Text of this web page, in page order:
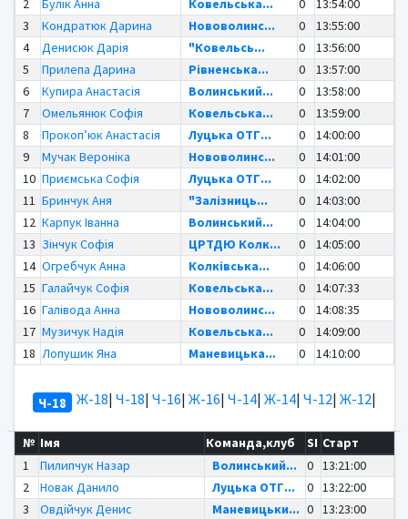
2
Булік Анна Ковельська... 0
13:54:00
3
Кондратюк Дарина Нововолинс... 0
13:55:00
4
Денисюк Дарія "Ковельсь... 0
13:56:00
5
Прилепа Дарина Рівненська... 0
13:57:00
6
Купира Анастасія Волинський... 0
13:58:00
7
Омельянюк Софія Ковельська... 0
13:59:00
8
Прокопʼюк Анастасія Луцька ОТГ... 0
14:00:00
9
Мучак Вероніка Нововолинс... 0
14:01:00
10 Приємська Софія Луцька ОТГ... 0
14:02:00
11 Бринчук Аня "Залізниць... 0
14:03:00
12 Карпук Іванна Волинський... 0
14:04:00
13 Зінчук Софія ЦРТДЮ Колк... 0
14:05:00
14 Огребчук Анна Колківська... 0
14:06:00
15 Галайчук Софія Ковельська... 0
14:07:33
16 Галівода Анна Нововолинс... 0
14:08:35
17 Музичук Надія Ковельська... 0
14:09:00
18 Лопушик Яна Маневицька... 0 14:10:00
Ч-18 Ж-18| Ч-18| Ч-16| Ж-16| Ч-14| Ж-14| Ч-12| Ж-12|
№ Імя Команда,клуб SI Старт
1
Пилипчук Назар Волинський... 0 13:21:00
2
Новак Данило Луцька ОТГ... 0 13:22:00
3
Овдійчук Денис Маневицьки... 0 13:23:00